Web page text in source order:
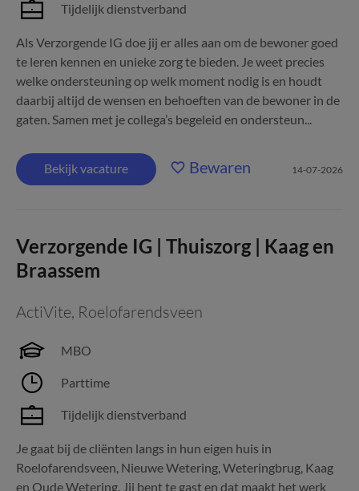
Tijdelijk dienstverband
Als Verzorgende IG doe jij er alles aan om de bewoner goed
te leren kennen en unieke zorg te bieden. Je weet precies
welke ondersteuning op welk moment nodig is en houdt
daarbij altijd de wensen en behoeften van de bewoner in de
gaten. Samen met je collega’s begeleid en ondersteun...
Bekijk vacature Bewaren 14-07-2026
Verzorgende IG | Thuiszorg | Kaag en
Braassem
ActiVite, Roelofarendsveen
MBO
Parttime
Tijdelijk dienstverband
Je gaat bij de cliënten langs in hun eigen huis in
Roelofarendsveen, Nieuwe Wetering, Weteringbrug, Kaag
en Oude Wetering. Jij bent te gast en dat maakt het werk